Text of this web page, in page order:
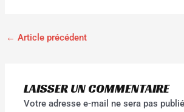
← Article précédent
LAISSER UN COMMENTAIRE
Votre adresse e-mail ne sera pas